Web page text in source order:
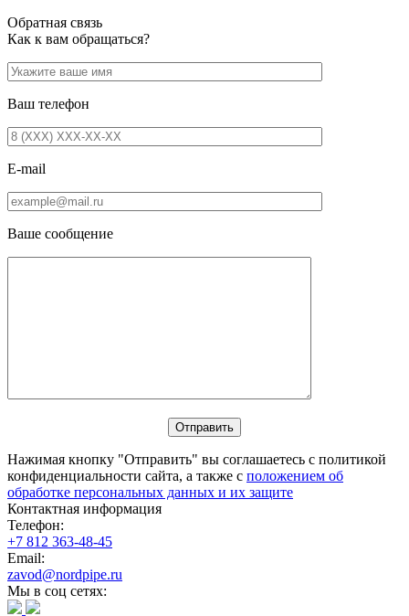
Обратная связь
Как к вам обращаться?
Ваш телефон
E-mail
Ваше сообщение
Нажимая кнопку "Отправить" вы соглашаетесь с политикой
конфиденциальности сайта, а также с положением об
обработке персональных данных и их защите
Контактная информация
Телефон:
+7 812 363-48-45
Email:
zavod@nordpipe.ru
Мы в соц сетях: